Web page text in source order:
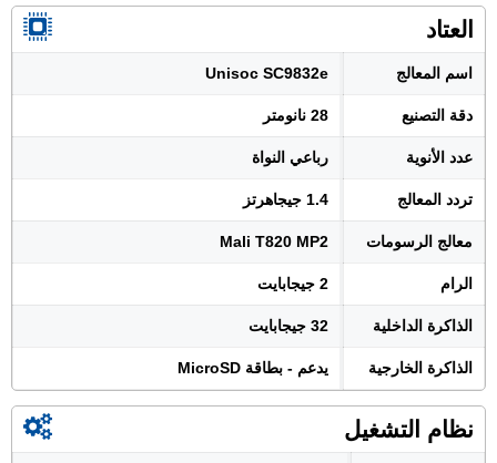
العتاد
اسم المعالج Unisoc SC9832e
دقة التصنيع 28 نانومتر
عدد الأنوية رباعي النواة
تردد المعالج 1.4 جيجاهرتز
معالج الرسومات Mali T820 MP2
الرام 2 جيجابايت
الذاكرة الداخلية 32 جيجابايت
الذاكرة الخارجية يدعم - بطاقة MicroSD
نظام التشغيل